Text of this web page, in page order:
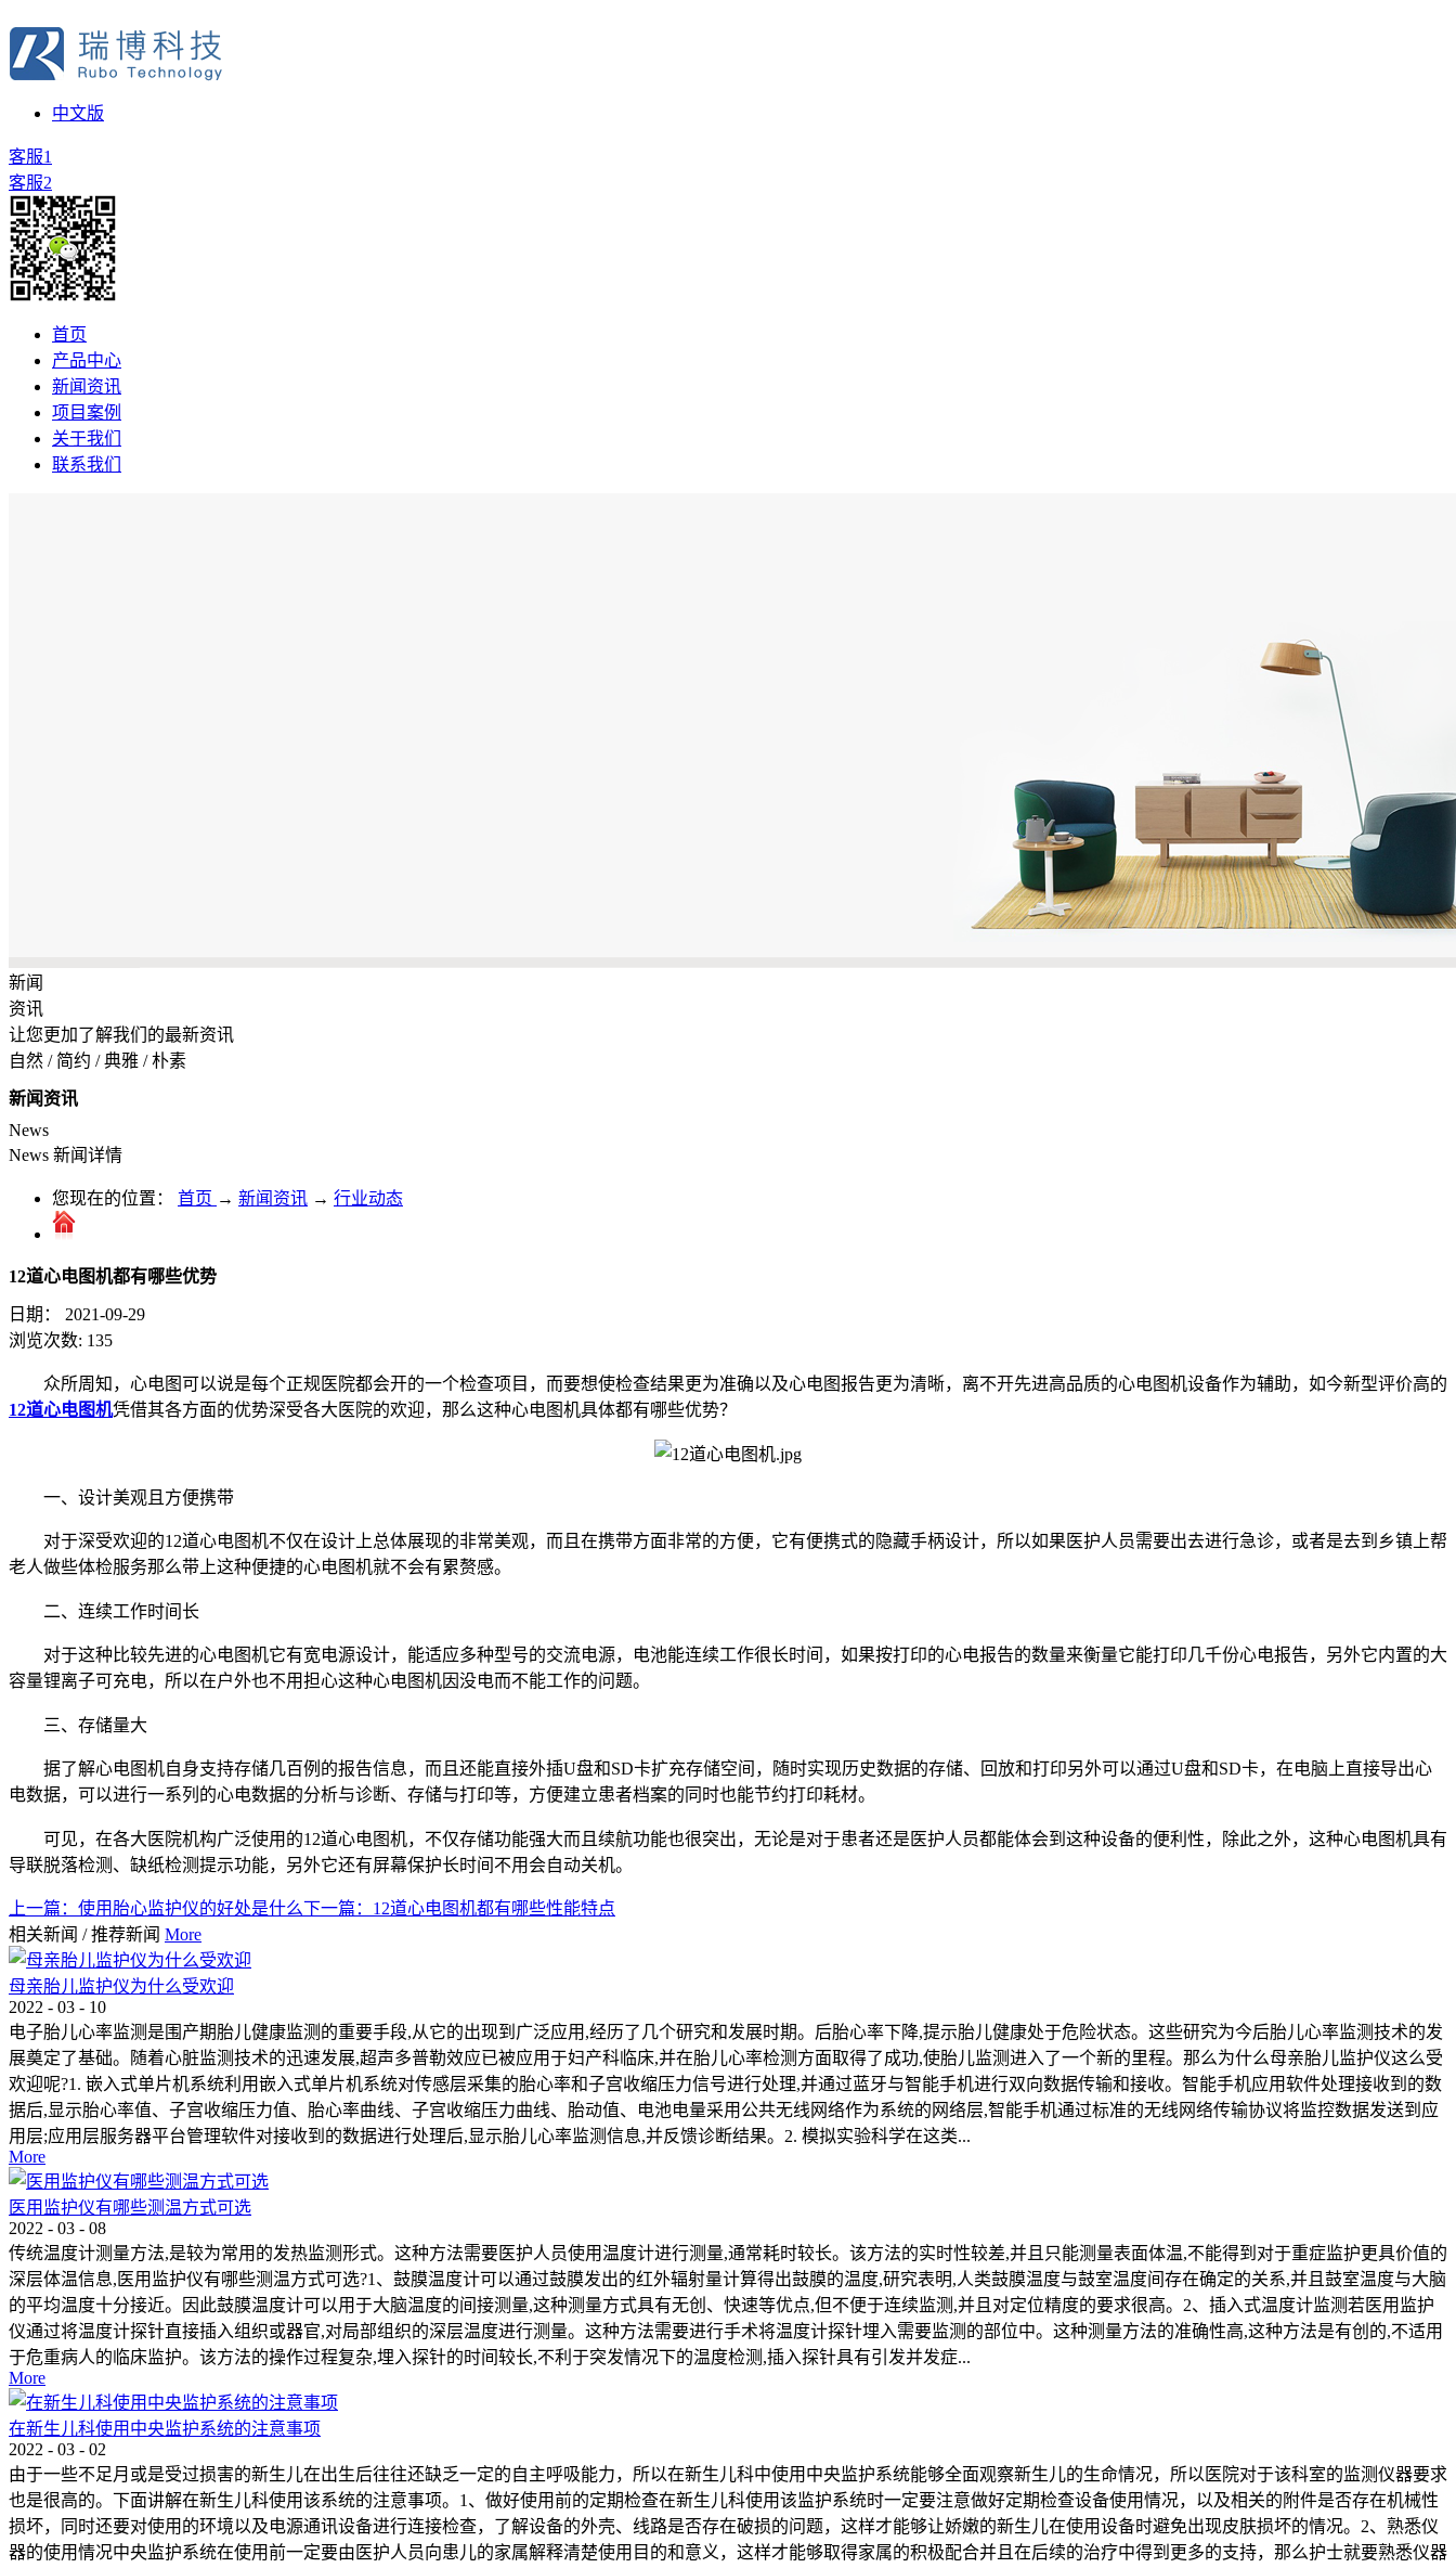
中文版
客服1
客服2
首页
产品中心
新闻资讯
项目案例
关于我们
联系我们
新闻
资讯
让您更加了解我们的最新资讯
自然 / 简约 / 典雅 / 朴素
新闻资讯
News
News 新闻详情
您现在的位置： 首页 → 新闻资讯 → 行业动态
12道心电图机都有哪些优势
日期：
2021-09-29
浏览次数: 135
众所周知，心电图可以说是每个正规医院都会开的一个检查项目，而要想使检查结果更为准确以及心电图报告更为清晰，离不开先进高品质的心电图机设备作为辅助，如今新型评价高的
12道心电图机凭借其各方面的优势深受各大医院的欢迎，那么这种心电图机具体都有哪些优势？
一、设计美观且方便携带
对于深受欢迎的12道心电图机不仅在设计上总体展现的非常美观，而且在携带方面非常的方便，它有便携式的隐藏手柄设计，所以如果医护人员需要出去进行急诊，或者是去到乡镇上帮
老人做些体检服务那么带上这种便捷的心电图机就不会有累赘感。
二、连续工作时间长
对于这种比较先进的心电图机它有宽电源设计，能适应多种型号的交流电源，电池能连续工作很长时间，如果按打印的心电报告的数量来衡量它能打印几千份心电报告，另外它内置的大
容量锂离子可充电，所以在户外也不用担心这种心电图机因没电而不能工作的问题。
三、存储量大
据了解心电图机自身支持存储几百例的报告信息，而且还能直接外插U盘和SD卡扩充存储空间，随时实现历史数据的存储、回放和打印另外可以通过U盘和SD卡，在电脑上直接导出心
电数据，可以进行一系列的心电数据的分析与诊断、存储与打印等，方便建立患者档案的同时也能节约打印耗材。
可见，在各大医院机构广泛使用的12道心电图机，不仅存储功能强大而且续航功能也很突出，无论是对于患者还是医护人员都能体会到这种设备的便利性，除此之外，这种心电图机具有
导联脱落检测、缺纸检测提示功能，另外它还有屏幕保护长时间不用会自动关机。
上一篇： 使用胎心监护仪的好处是什么下一篇： 12道心电图机都有哪些性能特点
相关新闻 / 推荐新闻 More
母亲胎儿监护仪为什么受欢迎
2022 - 03 - 10
电子胎儿心率监测是围产期胎儿健康监测的重要手段,从它的出现到广泛应用,经历了几个研究和发展时期。后胎心率下降,提示胎儿健康处于危险状态。这些研究为今后胎儿心率监测技术的发
展奠定了基础。随着心脏监测技术的迅速发展,超声多普勒效应已被应用于妇产科临床,并在胎儿心率检测方面取得了成功,使胎儿监测进入了一个新的里程。那么为什么母亲胎儿监护仪‍这么受
欢迎呢?1. 嵌入式单片机系统利用嵌入式单片机系统对传感层采集的胎心率和子宫收缩压力信号进行处理,并通过蓝牙与智能手机进行双向数据传输和接收。智能手机应用软件处理接收到的数
据后,显示胎心率值、子宫收缩压力值、胎心率曲线、子宫收缩压力曲线、胎动值、电池电量采用公共无线网络作为系统的网络层,智能手机通过标准的无线网络传输协议将监控数据发送到应
用层;应用层服务器平台管理软件对接收到的数据进行处理后,显示胎儿心率监测信息,并反馈诊断结果。2. 模拟实验科学在这类...
More
医用监护仪有哪些测温方式可选
2022 - 03 - 08
传统温度计测量方法,是较为常用的发热监测形式。这种方法需要医护人员使用温度计进行测量,通常耗时较长。该方法的实时性较差,并且只能测量表面体温,不能得到对于重症监护更具价值的
深层体温信息,医用监护仪有哪些测温方式可选?1、鼓膜温度计可以通过鼓膜发出的红外辐射量计算得出鼓膜的温度,研究表明,人类鼓膜温度与鼓室温度间存在确定的关系,并且鼓室温度与大脑
的平均温度十分接近。因此鼓膜温度计可以用于大脑温度的间接测量,这种测量方式具有无创、快速等优点,但不便于连续监测,并且对定位精度的要求很高。2、插入式温度计监测若医用监护
仪通过将温度计探针直接插入组织或器官,对局部组织的深层温度进行测量。这种方法需要进行手术将温度计探针埋入需要监测的部位中。这种测量方法的准确性高,这种方法是有创的,不适用
于危重病人的临床监护。该方法的操作过程复杂,埋入探针的时间较长,不利于突发情况下的温度检测,插入探针具有引发并发症...
More
在新生儿科使用中央监护系统的注意事项
2022 - 03 - 02
由于一些不足月或是受过损害的新生儿在出生后往往还缺乏一定的自主呼吸能力，所以在新生儿科中使用中央监护系统能够全面观察新生儿的生命情况，所以医院对于该科室的监测仪器要求
也是很高的。下面讲解在新生儿科使用该系统的注意事项。1、做好使用前的定期检查在新生儿科使用该监护系统时一定要注意做好定期检查设备使用情况，以及相关的附件是否存在机械性
损坏，同时还要对使用的环境以及电源通讯设备进行连接检查，了解设备的外壳、线路是否存在破损的问题，这样才能够让娇嫩的新生儿在使用设备时避免出现皮肤损坏的情况。2、熟悉仪
器的使用情况中央监护系统在使用前一定要由医护人员向患儿的家属解释清楚使用目的和意义，这样才能够取得家属的积极配合并且在后续的治疗中得到更多的支持，那么护士就要熟悉仪器